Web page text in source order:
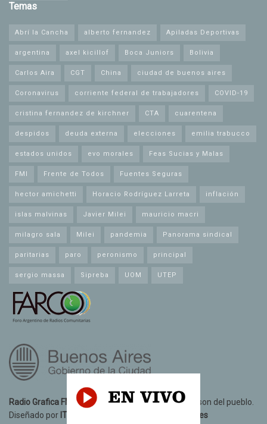
Temas
Abrí la Cancha alberto fernandez Apiladas Deportivas
argentina axel kicillof Boca Juniors Bolivia
Carlos Aira CGT China ciudad de buenos aires
Coronavirus corriente federal de trabajadores COVID-19
cristina fernandez de kirchner CTA cuarentena
despidos deuda externa elecciones emilia trabucco
estados unidos evo morales Feas Sucias y Malas
FMI Frente de Todos Fuentes Seguras
hector amichetti Horacio Rodríguez Larreta inflación
islas malvinas Javier Milei mauricio macri
milagro sala Milei pandemia Panorama sindical
paritarias paro peronismo principal
sergio massa Sipreba UOM UTEP
Radio Grafica FM 89.3© 2021. Todos los derechos son del pueblo.
Diseñado por IT10 Informatica y Telecomunicaciones